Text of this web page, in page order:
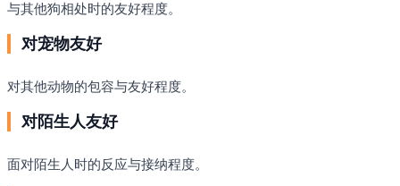
与其他狗相处时的友好程度。
对宠物友好
对其他动物的包容与友好程度。
对陌生人友好
面对陌生人时的反应与接纳程度。